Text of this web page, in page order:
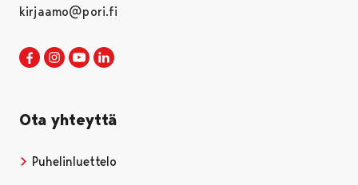
kirjaamo@pori.fi
Porin kaupunki Facebookissa
Avautuu uudessa välilehdessä
Porin kaupunki Instagramissa
Avautuu uudessa välilehdessä
Porin kaupunki Youtubessa
Avautuu uudessa välilehdessä
Ota yhteyttä
Puhelinluettelo